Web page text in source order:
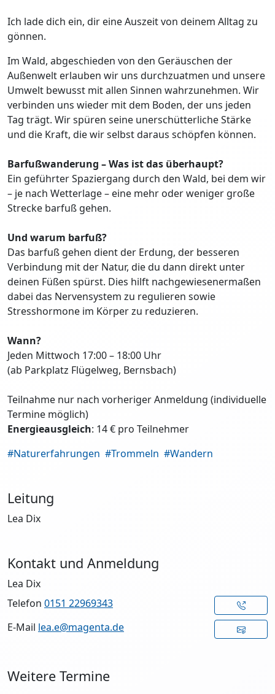
Ich lade dich ein, dir eine Auszeit von deinem Alltag zu
gönnen.
Im Wald, abgeschieden von den Geräuschen der
Außenwelt erlauben wir uns durchzuatmen und unsere
Umwelt bewusst mit allen Sinnen wahrzunehmen. Wir
verbinden uns wieder mit dem Boden, der uns jeden
Tag trägt. Wir spüren seine unerschütterliche Stärke
und die Kraft, die wir selbst daraus schöpfen können.
Barfußwanderung – Was ist das überhaupt?
Ein geführter Spaziergang durch den Wald, bei dem wir
– je nach Wetterlage – eine mehr oder weniger große
Strecke barfuß gehen.
Und warum barfuß?
Das barfuß gehen dient der Erdung, der besseren
Verbindung mit der Natur, die du dann direkt unter
deinen Füßen spürst. Dies hilft nachgewiesenermaßen
dabei das Nervensystem zu regulieren sowie
Stresshormone im Körper zu reduzieren.
Wann?
Jeden Mittwoch 17:00 – 18:00 Uhr
(ab Parkplatz Flügelweg, Bernsbach)
Teilnahme nur nach vorheriger Anmeldung (individuelle
Termine möglich)
Energieausgleich: 14 € pro Teilnehmer
#Naturerfahrungen #Trommeln #Wandern
Leitung
Lea Dix
Kontakt und Anmeldung
Lea Dix
Telefon 0151 22969343
E-Mail lea.e@magenta.de
Weitere Termine